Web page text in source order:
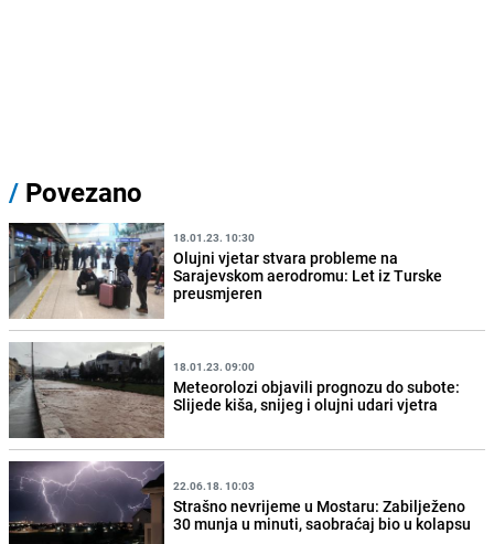
/ Povezano
18.01.23. 10:30
Olujni vjetar stvara probleme na
Sarajevskom aerodromu: Let iz Turske
preusmjeren
18.01.23. 09:00
Meteorolozi objavili prognozu do subote:
Slijede kiša, snijeg i olujni udari vjetra
22.06.18. 10:03
Strašno nevrijeme u Mostaru: Zabilježeno
30 munja u minuti, saobraćaj bio u kolapsu